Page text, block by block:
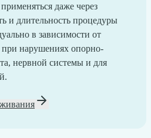
даже через
и длительность процедуры
в зависимости от
при нарушениях опорно-
нервной системы и для